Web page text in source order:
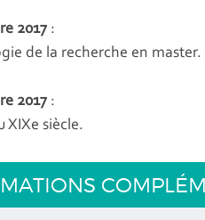
2017 :
de la recherche en master.
2017 :
XIXe siècle.